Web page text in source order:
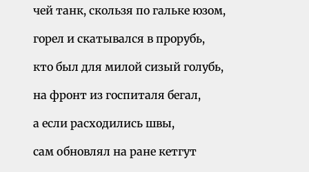
чей танк, скользя по гальке юзом,
горел и скатывался в прорубь,
кто был для милой сизый голубь,
на фронт из госпиталя бегал,
а если расходились швы,
сам обновлял на ране кетгут